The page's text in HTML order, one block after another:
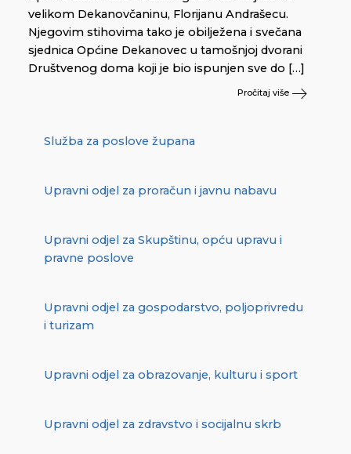
velikom Dekanovčaninu, Florijanu Andrašecu.
Njegovim stihovima tako je obilježena i svečana
sjednica Općine Dekanovec u tamošnjoj dvorani
Društvenog doma koji je bio ispunjen sve do […]
Pročitaj više
Služba za poslove župana
Upravni odjel za proračun i javnu nabavu
Upravni odjel za Skupštinu, opću upravu i
pravne poslove
Upravni odjel za gospodarstvo, poljoprivredu
i turizam
Upravni odjel za obrazovanje, kulturu i sport
Upravni odjel za zdravstvo i socijalnu skrb